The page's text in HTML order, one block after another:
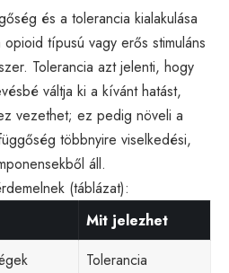
és a tolerancia kialakulása
típusú vagy erős stimuláns
Tolerancia azt jelenti, hogy
váltja ki a kívánt hatást,
vezethet; ez pedig növeli a
többnyire viselkedési,
áll.
(táblázat):
Mit jelezhet
Tolerancia